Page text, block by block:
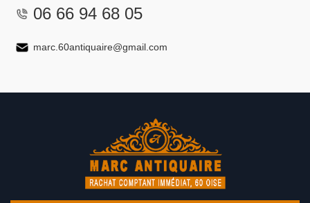
06 66 94 68 05
marc.60antiquaire@gmail.com